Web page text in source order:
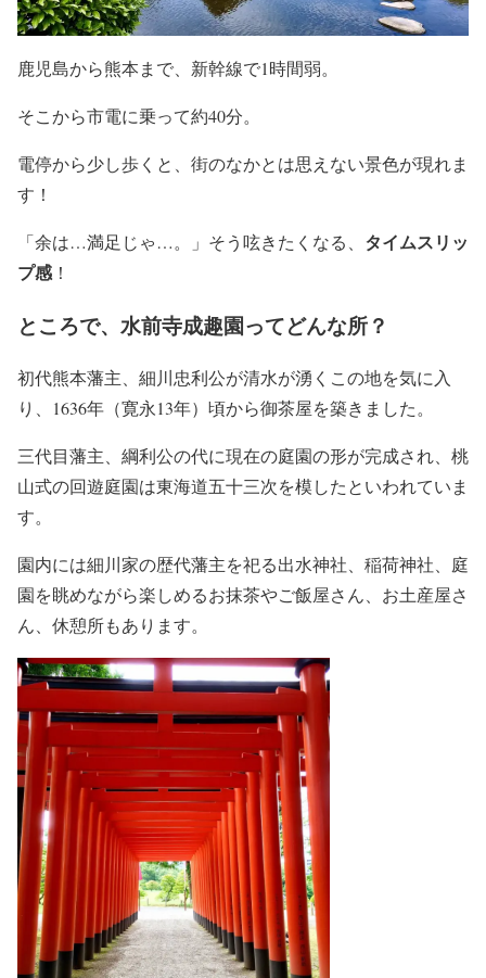
鹿児島から熊本まで、新幹線で1時間弱。
そこから市電に乗って約40分。
電停から少し歩くと、街のなかとは思えない景色が現れま
す！
「余は…満足じゃ…。」そう呟きたくなる、 タイムスリッ
プ感 ！
ところで、水前寺成趣園ってどんな所？
初代熊本藩主、細川忠利公が清水が湧くこの地を気に入
り、1636年（寛永13年）頃から御茶屋を築きました。
三代目藩主、綱利公の代に現在の庭園の形が完成され、桃
山式の回遊庭園は東海道五十三次を模したといわれていま
す。
園内には細川家の歴代藩主を祀る出水神社、稲荷神社、 庭
園を眺めながら楽しめるお抹茶やご飯屋さん、お土産屋さ
ん、休憩所もあります。